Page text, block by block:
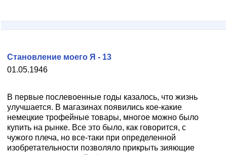
01.05.1946
Становление моего Я - 13
В первые послевоенные годы казалось, что жизнь
улучшается. В магазинах появились кое-какие
немецкие трофейные товары, многое можно было
купить на рынке. Все это было, как говорится, с
чужого плеча, но все-таки при определенной
изобретательности позволяло прикрыть зияющие